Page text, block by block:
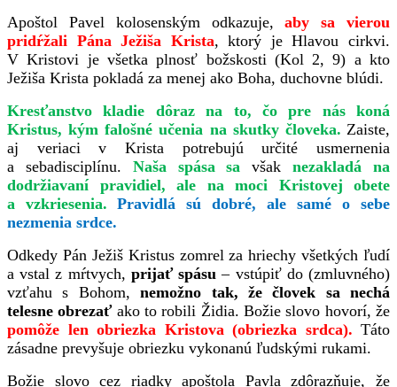
Apoštol Pavel kolosenským odkazuje,
aby sa vierou
pridŕžali Pána Ježiša Krista, ktorý je Hlavou cirkvi.
V Kristovi je všetka plnosť božskosti (Kol 2, 9) a kto
Ježiša Krista pokladá za menej ako Boha, duchovne blúdi.
Kresťanstvo kladie dôraz na to, čo pre nás koná
Kristus, kým falošné učenia na skutky človeka. Zaiste,
aj veriaci v Krista potrebujú určité usmernenia
a sebadisciplínu. Naša spása savšaknezakladá na
dodržiavaní pravidiel, ale na moci Kristovej obete
a vzkriesenia. Pravidlá sú dobré, ale samé o sebe
nezmenia srdce.
Odkedy Pán Ježiš Kristus zomrel za hriechy všetkých ľudí
a vstal z mŕtvych, prijať spásu – vstúpiť do (zmluvného)
vzťahu s Bohom, nemožno tak, že človek sa nechá
telesne obrezať ako to robili Židia. Božie slovo hovorí, že
pomôže len obriezka Kristova (obriezka srdca). Táto
zásadne prevyšuje obriezku vykonanú ľudskými rukami.
Božie slovo cez riadky apoštola Pavla zdôrazňuje, že